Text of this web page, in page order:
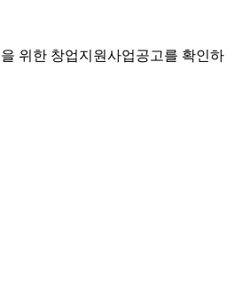
위한 창업지원사업공고를 확인하